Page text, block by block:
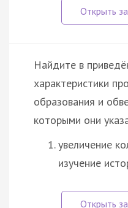
Найдите в
характеристики
образования и
которыми они
увеличение
изучение